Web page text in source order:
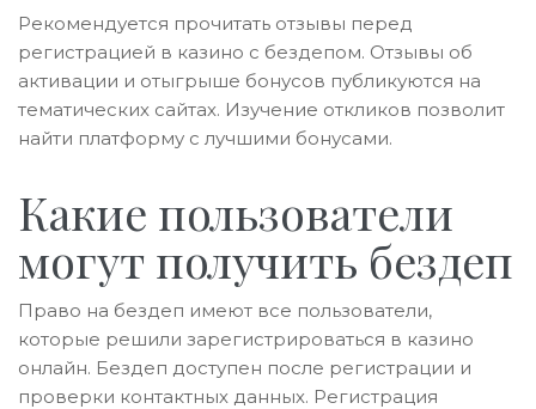
Рекомендуется прочитать отзывы перед
регистрацией в казино с бездепом. Отзывы об
активации и отыгрыше бонусов публикуются на
тематических сайтах. Изучение откликов позволит
найти платформу с лучшими бонусами.
Какие пользователи
могут получить бездеп
Право на бездеп имеют все пользователи,
которые решили зарегистрироваться в казино
онлайн. Бездеп доступен после регистрации и
проверки контактных данных. Регистрация